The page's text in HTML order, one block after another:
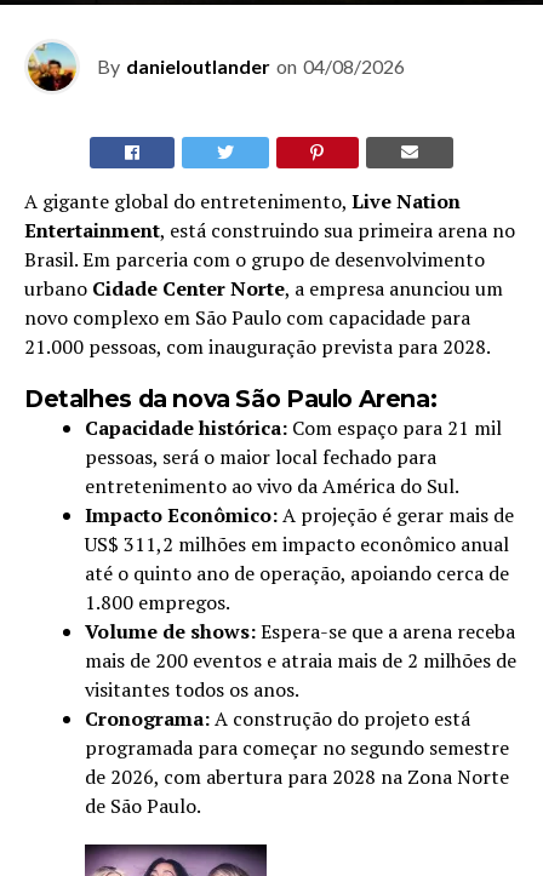
By danieloutlander on 04/08/2026
A gigante global do entretenimento, Live Nation
Entertainment, está construindo sua primeira arena no
Brasil. Em parceria com o grupo de desenvolvimento
urbano Cidade Center Norte, a empresa anunciou um
novo complexo em São Paulo com capacidade para
21.000 pessoas, com inauguração prevista para 2028.
Detalhes da nova São Paulo Arena:
Capacidade histórica: Com espaço para 21 mil
pessoas, será o maior local fechado para
entretenimento ao vivo da América do Sul.
Impacto Econômico:A projeção é gerar mais de
US$ 311,2 milhões em impacto econômico anual
até o quinto ano de operação, apoiando cerca de
1.800 empregos.
Volume de shows:Espera-se que a arena receba
mais de 200 eventos e atraia mais de 2 milhões de
visitantes todos os anos.
Cronograma:A construção do projeto está
programada para começar no segundo semestre
de 2026, com abertura para 2028 na Zona Norte
de São Paulo.